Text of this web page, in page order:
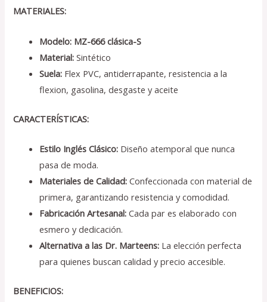
MATERIALES:
Modelo: MZ-666 clásica-S
Material:Sintético
Suela: Flex PVC, antiderrapante, resistencia a la
flexion, gasolina, desgaste y aceite
CARACTERÍSTICAS:
Estilo Inglés Clásico: Diseño atemporal que nunca
pasa de moda.
Materiales de Calidad:Confeccionada con material de
primera, garantizando resistencia y comodidad.
Fabricación Artesanal: Cada par es elaborado con
esmero y dedicación.
Alternativa a las Dr. Marteens: La elección perfecta
para quienes buscan calidad y precio accesible.
BENEFICIOS: